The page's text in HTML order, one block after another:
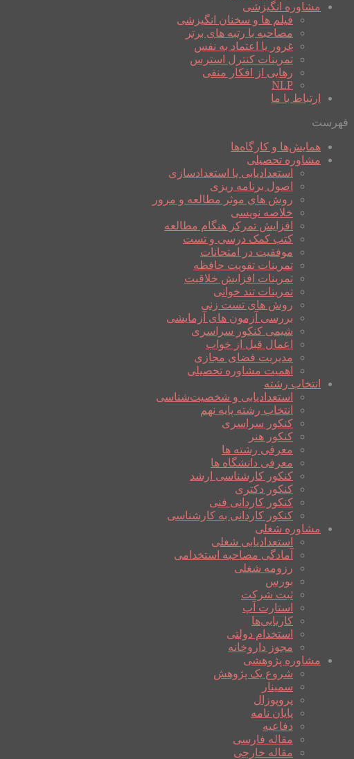
مشاوره انگیزشی
فیلم ها و سخنان انگیزشی
مصاحبه با رتبه های برتر
غرور یا اعتماد به نفس
تمرینات کنترل استرس
رهایی از افکار منفی
NLP
ارتباط با ما
فهرست
همایش‌ها و کارگاه‌ها
مشاوره تحصیلی
استعدادیابی یا استعدادسازی
اصول برنامه ریزی
روش های موثر مطالعه و مرور
خلاصه نویسی
افزایش تمرکز هنگام مطالعه
کتب کمک درسی و تست
موفقیت در امتحانات
تمرینات تقویت حافظه
تمرینات افزایش خلاقیت
تمرینات تند خوانی
روش های تست زنی
بررسی آزمون های آزمایشی
شیمی کنکور سراسری
اعمال قبل از خواب
مدیریت فضای مجازی
اهمیت مشاوره تحصیلی
انتخاب رشته
استعدادیابی و شخصیت‌شناسی
انتخاب رشته پایه نهم
کنکور سراسری
کنکور هنر
معرفی رشته ها
معرفی دانشگاه ها
کنکور کارشناسی ارشد
کنکور دکتری
کنکور کاردانی فنی
کنکور کاردانی به کارشناسی
مشاوره شغلی
استعدادیابی شغلی
آمادگی مصاحبه استخدامی
رزومه شغلی
بورس
ثبت شرکت
استارت آپ
کاریابی‌ها
استخدام دولتی
مجوز داروخانه
مشاوره پژوهشی
شروع یک پژوهش
سمینار
پروپوزال
پایان نامه
دفاعیه
مقاله فارسی
مقاله خارجی